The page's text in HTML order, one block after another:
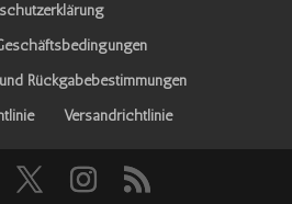
Rückgabebestimmungen
Versandrichtlinie